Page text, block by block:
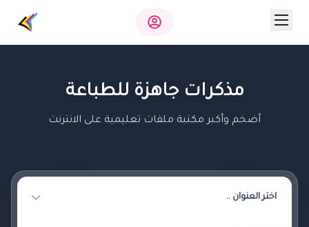
مذكرات جاهزة للطباعة
أضخم وأكبر مكتبة ملفات تعليمية على الانترنت